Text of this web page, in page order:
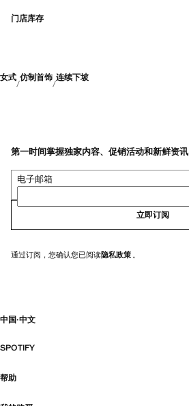
门店库存
女式 仿制首饰 连续下坡
第一时间掌握独家内容、促销活动和新鲜资讯
电子邮箱
立即订阅
通过订阅，您确认您已阅读隐私政策
中国·中文
SPOTIFY
帮助